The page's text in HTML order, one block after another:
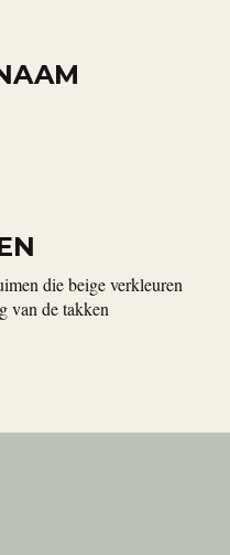
die beige verkleuren
van de takken